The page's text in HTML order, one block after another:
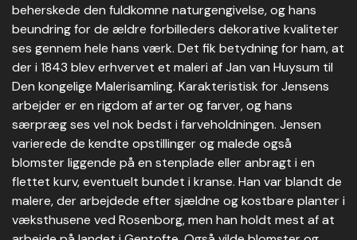
beherskede den fuldkomne naturgengivelse, og hans
beundring for de ældre forbilleders dekorative kvaliteter
ses gennem hele hans værk. Det fik betydning for ham, at
der i 1843 blev erhvervet et maleri af Jan van Huysum til
Den kongelige Malerisamling. Karakteristisk for Jensens
arbejder er en rigdom af arter og farver, og hans
særpræg ses vel nok bedst i farveholdningen. Jensen
varierede de kendte opstillinger og malede også
blomster liggende på en stenplade eller anbragt i en
flettet kurv, eventuelt bundet i kranse. Han var blandt de
malere, der arbejdede efter sjældne og kostbare planter i
væksthusene ved Rosenborg, men han holdt mest af at